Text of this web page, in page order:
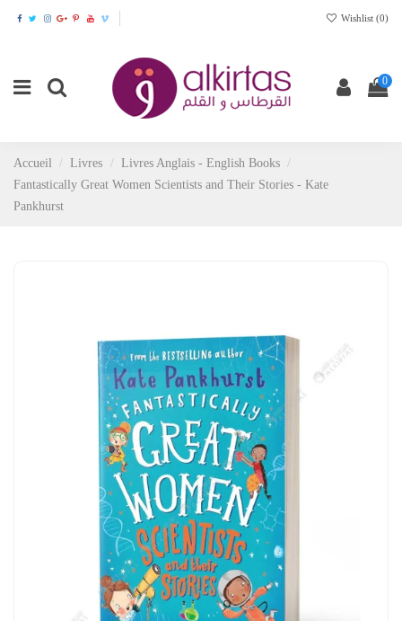
Wishlist (0)
0
Accueil Livres
Livres Anglais - English Books
Fantastically Great Women Scientists and Their Stories - Kate
Pankhurst